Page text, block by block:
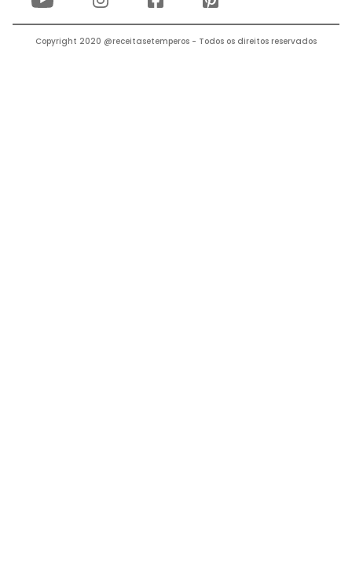
Copyright 2020 @receitasetemperos - Todos os direitos reservados